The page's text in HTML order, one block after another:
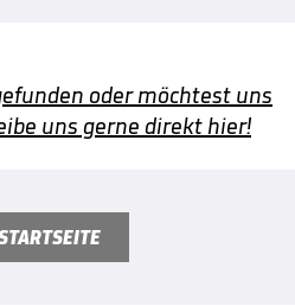
oder möchtest uns
uns gerne direkt hier!